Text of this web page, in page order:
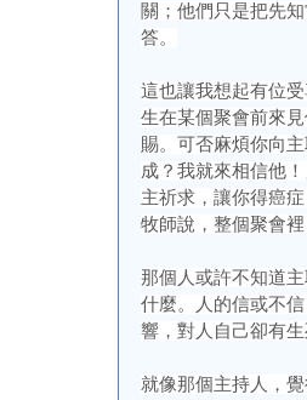
關；他們只是把先
答。
這也讓我想起有位
生在某個聚會前來
賜。可否麻煩你向
成？我就來相信他
主祈求，讓你得癌
牧師說，整個聚會
那個人或許不知道
什麼。人的信或不
響，對人自己卻有
就像那個主持人，